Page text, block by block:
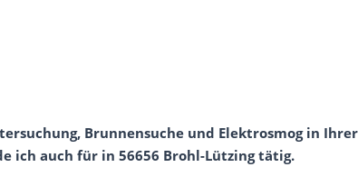
Brunnensuche und Elektrosmog in Ihrer
ich auch für in 56656 Brohl-Lützing tätig.